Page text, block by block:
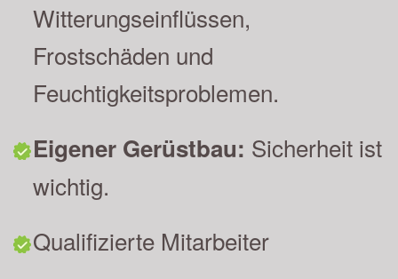
Witterungseinflüssen,
Frostschäden und
Feuchtigkeitsproblemen.
Eigener Gerüstbau: Sicherheit ist
wichtig.
Qualifizierte Mitarbeiter